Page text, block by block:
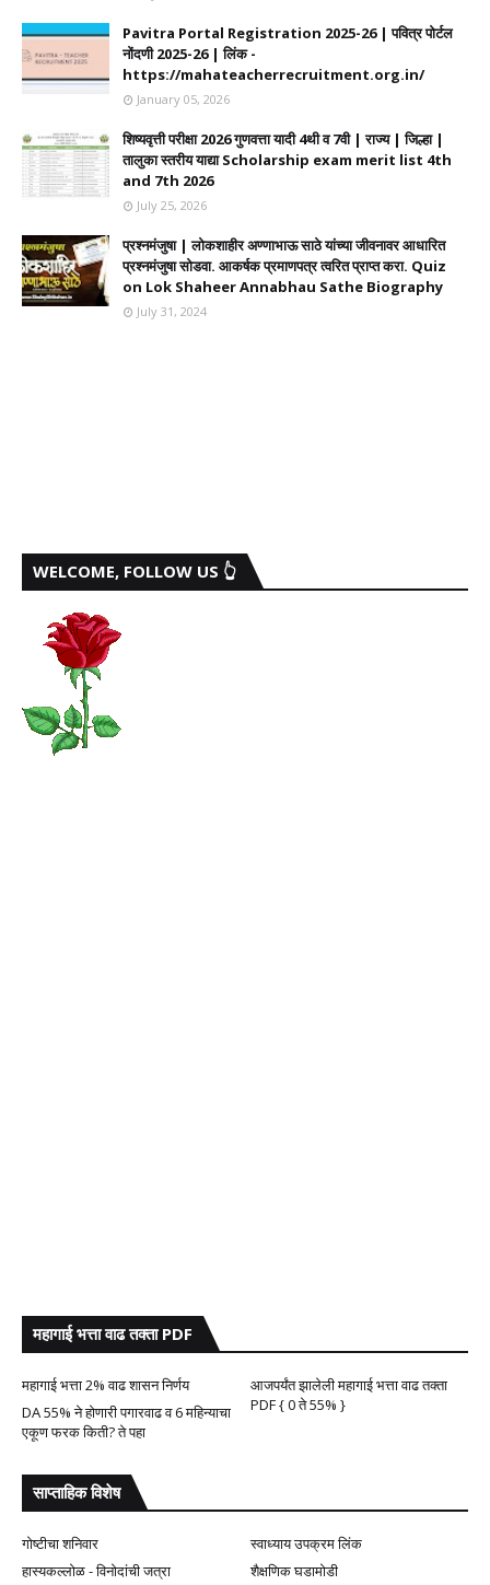
Pavitra Portal Registration 2025-26 | पवित्र पोर्टल
नोंदणी 2025-26 | लिंक -
https://mahateacherrecruitment.org.in/
January 05, 2026
शिष्यवृत्ती परीक्षा 2026 गुणवत्ता यादी 4थी व 7वी | राज्य | जिल्हा |
तालुका स्तरीय याद्या Scholarship exam merit list 4th
and 7th 2026
July 25, 2026
प्रश्नमंजुषा | लोकशाहीर अण्णाभाऊ साठे यांच्या जीवनावर आधारित
प्रश्नमंजुषा सोडवा. आकर्षक प्रमाणपत्र त्वरित प्राप्त करा. Quiz
on Lok Shaheer Annabhau Sathe Biography
July 31, 2024
WELCOME, FOLLOW US 👆
महागाई भत्ता वाढ तक्ता PDF
महागाई भत्ता 2% वाढ शासन निर्णय
आजपर्यंत झालेली महागाई भत्ता वाढ तक्ता
PDF { 0 ते 55% }
DA 55% ने होणारी पगारवाढ व 6 महिन्याचा
एकूण फरक किती? ते पहा
साप्ताहिक विशेष
गोष्टीचा शनिवार
स्वाध्याय उपक्रम लिंक
हास्यकल्लोळ - विनोदांची जत्रा
शैक्षणिक घडामोडी